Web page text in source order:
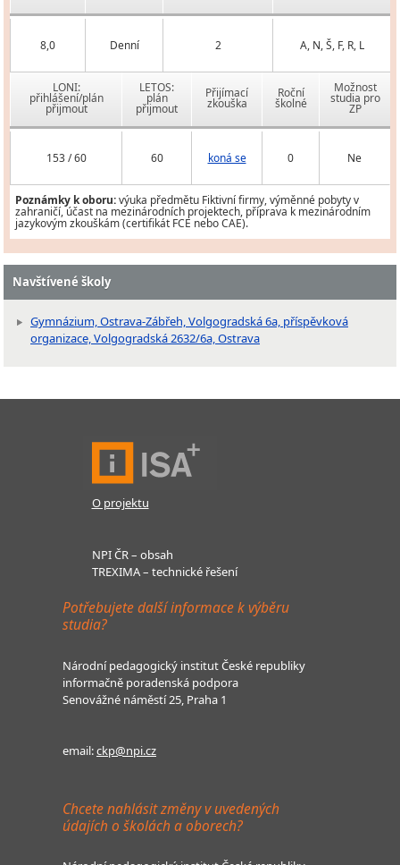
8,0 Denní 2 A, N, Š, F, R, L
LONI:
přihlášení/plán
přijmout
LETOS:
plán
přijmout
Přijímací
zkouška
Roční
školné
Možnost
studia pro
ZP
153 / 60 60 koná se 0 Ne
Poznámky k oboru:výuka předmětu Fiktivní firmy, výměnné pobyty v
zahraničí, účast na mezinárodních projektech, příprava k mezinárodním
jazykovým zkouškám (certifikát FCE nebo CAE).
Navštívené školy
Gymnázium, Ostrava-Zábřeh, Volgogradská 6a, příspěvková
organizace, Volgogradská 2632/6a, Ostrava
O projektu
NPI ČR – obsah
TREXIMA – technické řešení
Potřebujete další informace k výběru
studia?
Národní pedagogický institut České republiky
informačně poradenská podpora
Senovážné náměstí 25, Praha 1
email:ckp@npi.cz
Chcete nahlásit změny v uvedených
údajích o školách a oborech?